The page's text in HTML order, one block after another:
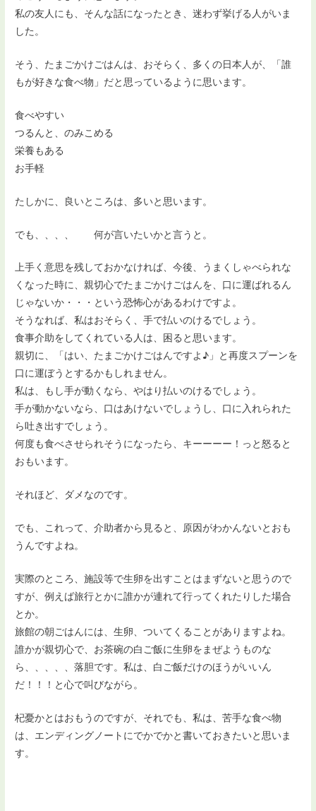
私の友人にも、そんな話になったとき、迷わず挙げる人がいま
した。
そう、たまごかけごはんは、おそらく、多くの日本人が、「誰
もが好きな食べ物」だと思っているように思います。
食べやすい
つるんと、のみこめる
栄養もある
お手軽
たしかに、良いところは、多いと思います。
でも、、、、 何が言いたいかと言うと。
上手く意思を残しておかなければ、今後、うまくしゃべられな
くなった時に、親切心でたまごかけごはんを、口に運ばれるん
じゃないか・・・という恐怖心があるわけですよ。
そうなれば、私はおそらく、手で払いのけるでしょう。
食事介助をしてくれている人は、困ると思います。
親切に、「はい、たまごかけごはんですよ♪」と再度スプーンを
口に運ぼうとするかもしれません。
私は、もし手が動くなら、やはり払いのけるでしょう。
手が動かないなら、口はあけないでしょうし、口に入れられた
ら吐き出すでしょう。
何度も食べさせられそうになったら、キーーーー！っと怒ると
おもいます。
それほど、ダメなのです。
でも、これって、介助者から見ると、原因がわかんないとおも
うんですよね。
実際のところ、施設等で生卵を出すことはまずないと思うので
すが、例えば旅行とかに誰かが連れて行ってくれたりした場合
とか。
旅館の朝ごはんには、生卵、ついてくることがありますよね。
誰かが親切心で、お茶碗の白ご飯に生卵をまぜようものな
ら、、、、、落胆です。私は、白ご飯だけのほうがいいん
だ！！！と心で叫びながら。
杞憂かとはおもうのですが、それでも、私は、苦手な食べ物
は、エンディングノートにでかでかと書いておきたいと思いま
す。